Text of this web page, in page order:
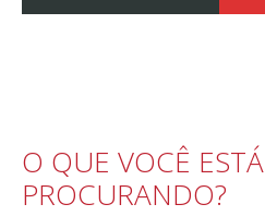
O QUE VOCÊ ESTÁ
PROCURANDO?